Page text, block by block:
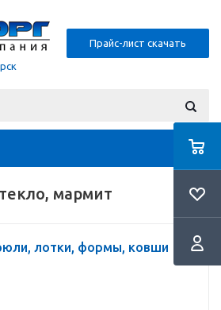
Прайс-лист скачать
мармит
лотки, формы, ковши